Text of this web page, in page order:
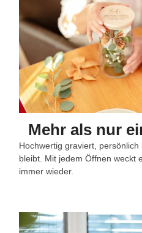
Mehr als nur
Hochwertig graviert,
bleibt. Mit jedem Öffnen weckt
immer wieder.